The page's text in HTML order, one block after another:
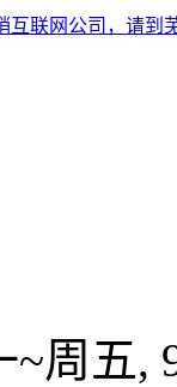
互联网公司，请到
~周五,